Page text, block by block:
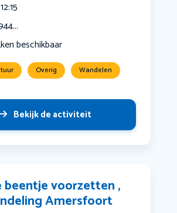
beschikbaar
Overig Wandelen
Bekijk de activiteit
beentje voorzetten ,
Amersfoort